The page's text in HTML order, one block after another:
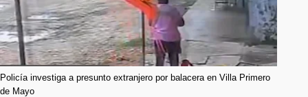
Policía investiga a presunto extranjero por balacera en Villa Primero
de Mayo